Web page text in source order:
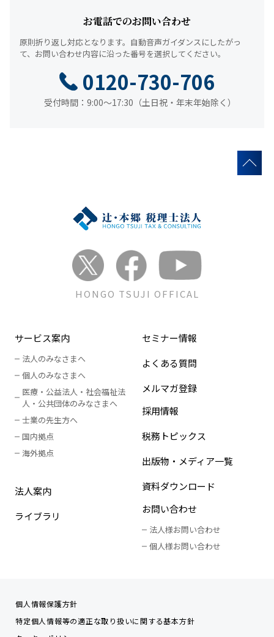
お電話でのお問い合わせ
0120-730-706
受付時間：9:00～17:30（土日祝・年末年始除く）
原則折り返し対応となります。 自動音声ガイダンスにしたがっ
て、 お問い合わせ内容に沿った番号を選択してください。
HONGO TSUJI OFFICAL
サービス案内
法人のみなさまへ
個人のみなさまへ
医療・公益法人・社会福祉法
人 ・ 公共団体のみなさまへ
士業の先生方へ
国内拠点
海外拠点
法人案内
ライブラリ
セミナー情報
よくある質問
メルマガ登録
採用情報
税務トピックス
出版物・メディア一覧
資料ダウンロード
お問い合わせ
法人様お問い合わせ
個人様お問い合わせ
個人情報保護方針
特定個人情報等の適正な取り扱いに関する基本方針